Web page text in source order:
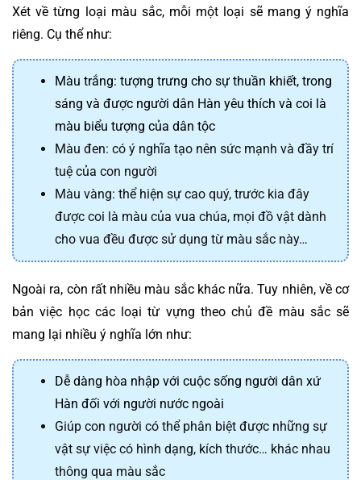
Xét về từng loại màu sắc, mỗi một loại sẽ mang ý nghĩa
riêng. Cụ thể như:
Màu trắng: tượng trưng cho sự thuần khiết, trong
sáng và được người dân Hàn yêu thích và coi là
màu biểu tượng của dân tộc
Màu đen: có ý nghĩa tạo nên sức mạnh và đầy trí
tuệ của con người
Màu vàng: thể hiện sự cao quý, trước kia đây
được coi là màu của vua chúa, mọi đồ vật dành
cho vua đều được sử dụng từ màu sắc này…
Ngoài ra, còn rất nhiều màu sắc khác nữa. Tuy nhiên, về cơ
bản việc học các loại từ vựng theo chủ đề màu sắc sẽ
mang lại nhiều ý nghĩa lớn như:
Dễ dàng hòa nhập với cuộc sống người dân xứ
Hàn đối với người nước ngoài
Giúp con người có thể phân biệt được những sự
vật sự việc có hình dạng, kích thước… khác nhau
thông qua màu sắc